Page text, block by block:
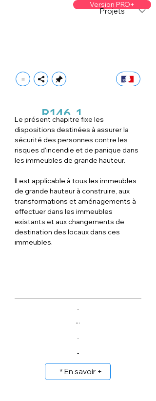
Version PRO+
Projets
R146 1
Le présent chapitre fixe les
dispositions destinées à assurer la
sécurité des personnes contre les
risques d'incendie et de panique dans
les immeubles de grande hauteur.
Il est applicable à tous les immeubles
de grande hauteur à construire, aux
transformations et aménagements à
effectuer dans les immeubles
existants et aux changements de
destination des locaux dans ces
immeubles.
-
...
-
-
* En savoir +